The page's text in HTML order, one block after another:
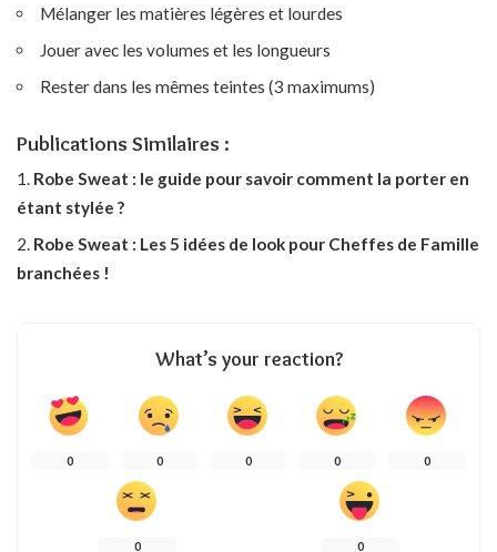
Mélanger les matières légères et lourdes
Jouer avec les volumes et les longueurs
Rester dans les mêmes teintes (3 maximums)
Publications Similaires :
Robe Sweat : le guide pour savoir comment la porter en
étant stylée ?
Robe Sweat : Les 5 idées de look pour Cheffes de Famille
branchées !
What’s your reaction?
0 0 0 0 0
0 0